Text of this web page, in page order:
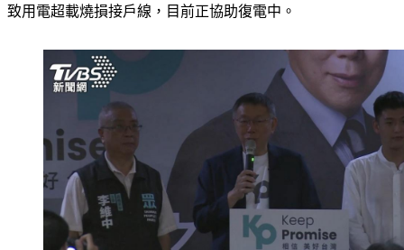
致用電超載燒損接戶線，目前正協助復電中。